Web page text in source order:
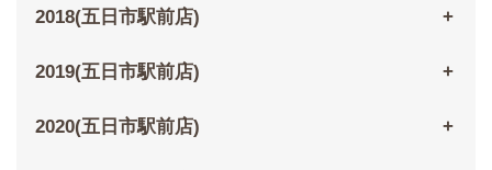
2018(五日市駅前店)
2019(五日市駅前店)
2020(五日市駅前店)